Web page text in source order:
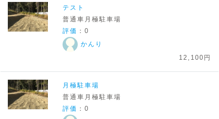
テスト
普通車月極駐車場
評価 ：0
かんり
12,100円
月極駐車場
普通車月極駐車場
評価 ：0